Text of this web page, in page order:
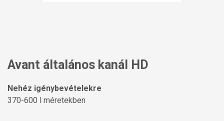
Avant általános kanál HD
Nehéz igénybevételekre
370-600 l méretekben